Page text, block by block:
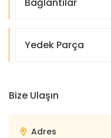
Yedek Parça
Bize Ulaşın
Adres